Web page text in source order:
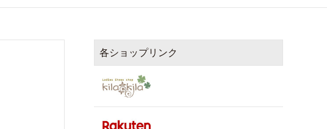
各ショップリンク